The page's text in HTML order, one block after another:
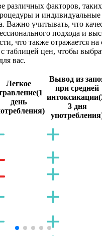
различных факторов,
и индивидуальные
Важно учитывать, что
подхода и
что также отражается на
таблицей цен, чтобы
вас.
Легкое
(1
день
Вывод из
при средней
интоксикации
3 дня